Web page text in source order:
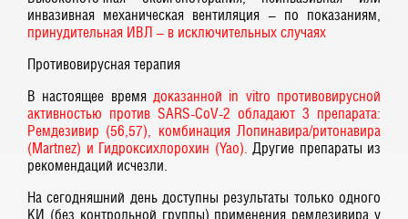
инвазивная механическая вентиляция – по показаниям,
принудительная ИВЛ – в исключительных случаях
Противовирусная терапия
В настоящее время доказанной in vitro противовирусной
активностью против SARS-CoV-2 обладают 3 препарата:
Ремдезивир (56,57), комбинация Лопинавира/ритонавира
(Martnez) и Гидроксихлорохин (Yao). Другие препараты из
рекомендаций исчезли.
На сегодняшний день доступны результаты только одного
КИ (без контрольной группы) применения ремдезивира у